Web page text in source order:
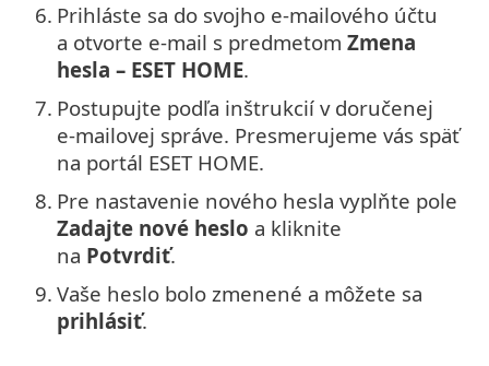
6. Prihláste sa do svojho e‑mailového účtu
a otvorte e‑mail s predmetom Zmena
hesla – ESET HOME.
7. Postupujte podľa inštrukcií v doručenej
e‑mailovej správe. Presmerujeme vás späť
na portál ESET HOME.
8. Pre nastavenie nového hesla vyplňte pole
Zadajte nové heslo a kliknite
na Potvrdiť.
9. Vaše heslo bolo zmenené a môžete sa
prihlásiť.